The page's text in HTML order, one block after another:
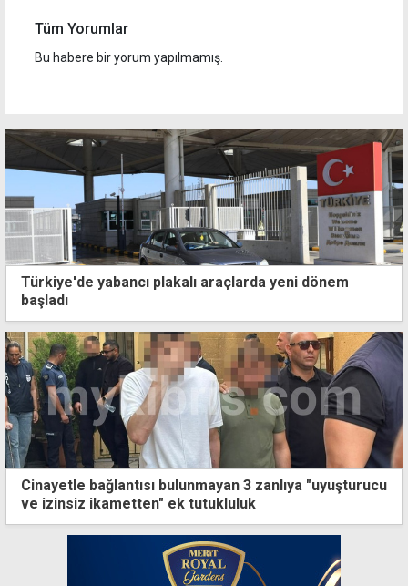
Tüm Yorumlar
Bu habere bir yorum yapılmamış.
Türkiye'de yabancı plakalı araçlarda yeni dönem
başladı
Cinayetle bağlantısı bulunmayan 3 zanlıya "uyuşturucu
ve izinsiz ikametten" ek tutukluluk